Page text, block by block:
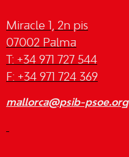
Miracle 1, 2n pis
07002 Palma
T: +34 971 727 544
F: +34 971 724 369
mallorca@psib-psoe.org